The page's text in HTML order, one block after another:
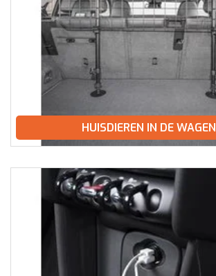
HUISDIEREN IN DE WAGEN